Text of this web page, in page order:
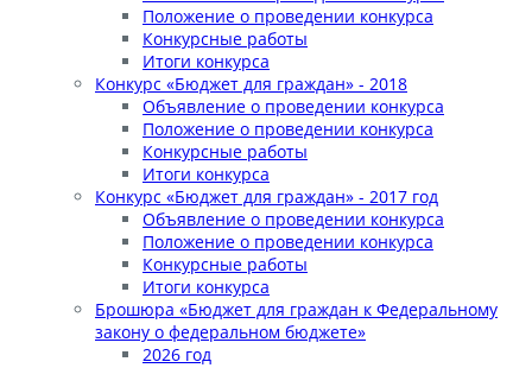
Положение о проведении конкурса
Конкурсные работы
Итоги конкурса
Конкурс «Бюджет для граждан» - 2018
Объявление о проведении конкурса
Положение о проведении конкурса
Конкурсные работы
Итоги конкурса
Конкурс «Бюджет для граждан» - 2017 год
Объявление о проведении конкурса
Положение о проведении конкурса
Конкурсные работы
Итоги конкурса
Брошюра «Бюджет для граждан к Федеральному
закону о федеральном бюджете»
2026 год